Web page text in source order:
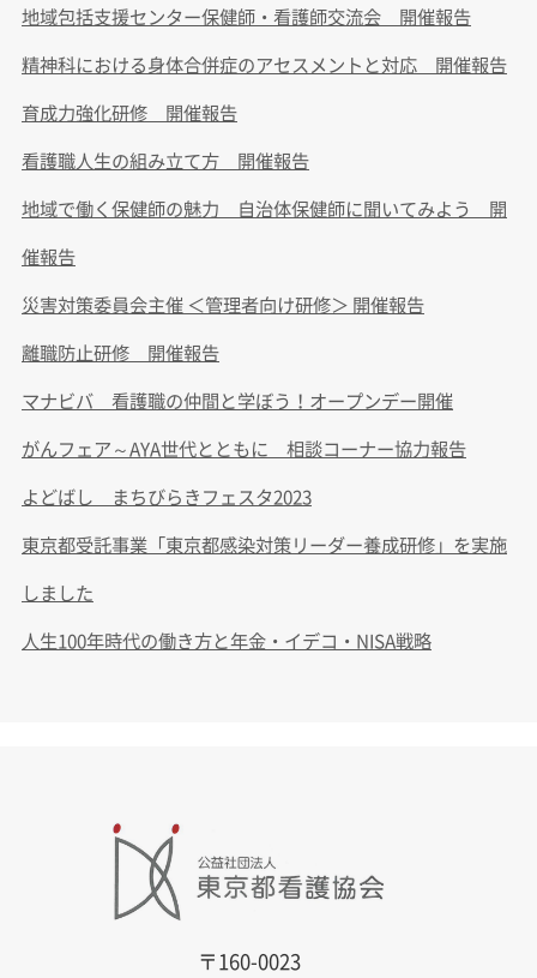
地域包括支援センター保健師・看護師交流会 開催報告
精神科における身体合併症のアセスメントと対応 開催報告
育成力強化研修 開催報告
看護職人生の組み立て方 開催報告
地域で働く保健師の魅力 自治体保健師に聞いてみよう 開
催報告
災害対策委員会主催 ＜管理者向け研修＞ 開催報告
離職防止研修 開催報告
マナビバ 看護職の仲間と学ぼう！オープンデー開催
がんフェア～AYA世代とともに 相談コーナー協力報告
よどばし まちびらきフェスタ2023
東京都受託事業「東京都感染対策リーダー養成研修」を実施
しました
人生100年時代の働き方と年金・イデコ・NISA戦略
〒160-0023